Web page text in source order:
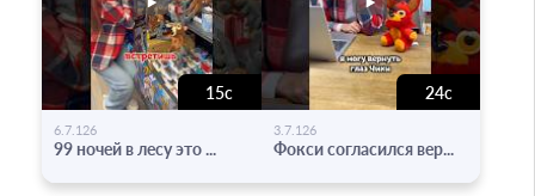
15с
6.7.126
99 ночей в лесу это ...
24с
3.7.126
Фокси согласился вер...